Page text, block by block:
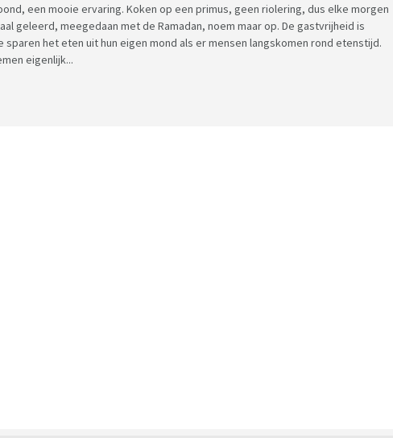
een mooie ervaring. Koken op een primus, geen riolering, dus elke morgen
geleerd, meegedaan met de Ramadan, noem maar op. De gastvrijheid is
het eten uit hun eigen mond als er mensen langskomen rond etenstijd.
eigenlijk...